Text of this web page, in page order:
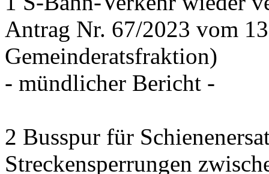
Antrag Nr. 67/2023 vom
Gemeinderatsfraktion)
- mündlicher Bericht -
2 Busspur für
Streckensperrungen